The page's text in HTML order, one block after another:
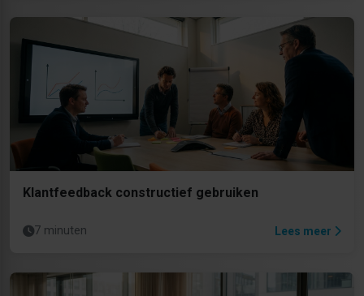
Klantfeedback constructief gebruiken
7 minuten Lees meer